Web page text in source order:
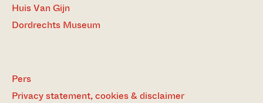
Huis Van Gijn
Dordrechts Museum
Pers
Privacy statement, cookies & disclaimer